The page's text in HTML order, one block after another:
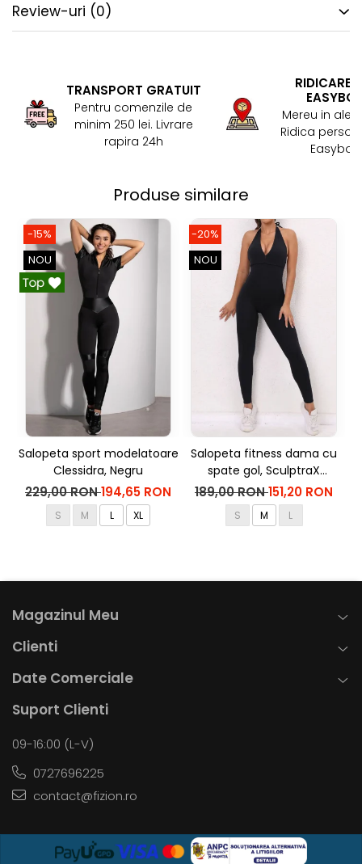
Review-uri (0)
TRANSPORT GRATUIT
Pentru comenzile de
minim 250 lei. Livrare
rapira 24h
RIDICARE
Mereu in
Ridica
Easybox!
Produse similare
-15%
NOU
Salopeta sport modelatoare
Clessidra, Negru
229,00 RON194,65 RON
S M L XL
-20%
NOU
Salopeta fitness dama cu
spate gol, SculptraX
Jumpsuit, Negru
189,00 RON151,20 RON
S M L
Magazinul Meu
Clienti
Date Comerciale
Suport Clienti
09-16:00 (L-V)
0727696225
contact@fizion.ro